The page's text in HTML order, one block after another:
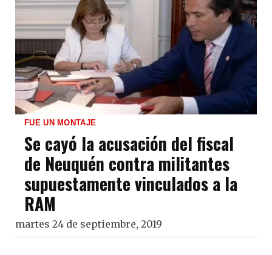
FUE UN MONTAJE
Se cayó la acusación del fiscal
de Neuquén contra militantes
supuestamente vinculados a la
RAM
martes 24 de septiembre, 2019